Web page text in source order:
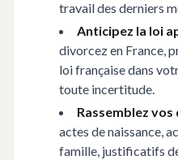
travail des derniers
Anticipez la loi
divorcez en France,
loi française dans
toute incertitude.
Rassemblez
actes de naissance,
famille, justificatifs